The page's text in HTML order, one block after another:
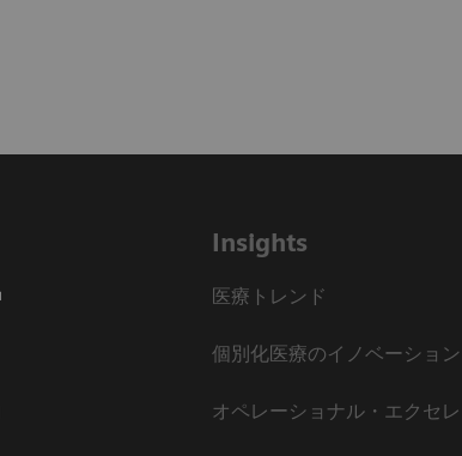
Insights
医療トレンド
個別化医療のイノベーション
オペレーショナル・エクセ